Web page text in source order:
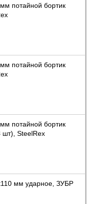
потайной бортик
потайной бортик
потайной бортик
шт), SteelRex
мм ударное, ЗУБР